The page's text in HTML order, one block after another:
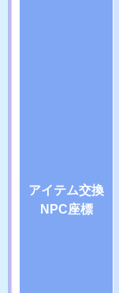
アイテム交換
NPC座標